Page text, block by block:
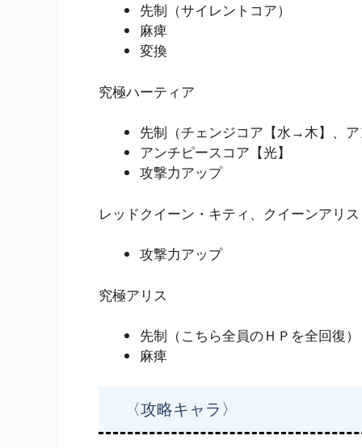
先制（サイレントコア）
麻痺
変換
究極ハーティア
先制（チェンジコア【水→木】、ア
アンチピースコア【光】
攻撃力アップ
レッドクイーン・キティ、クイーンアリス
攻撃力アップ
究極アリス
先制（こちら全員のＨＰを全回復）
麻痺
〈攻略キャラ〉